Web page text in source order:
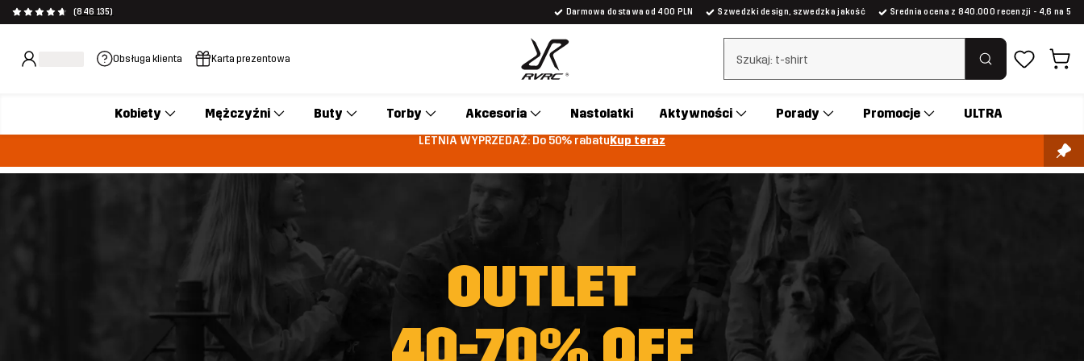
(846 135) Darmowa dostawa od 400 PLN Szwedzki design, szwedzka jakość Średnia ocena z 840.000 recenzji - 4,6 na 5
Obsługa klienta Karta prezentowa Wyczyść wyszukiwanie
Kobiety Mężczyźni Buty Torby Akcesoria Nastolatki Aktywności Porady Promocje ULTRA
LETNIA WYPRZEDAŻ: Do 50% rabatuKup teraz
OUTLET